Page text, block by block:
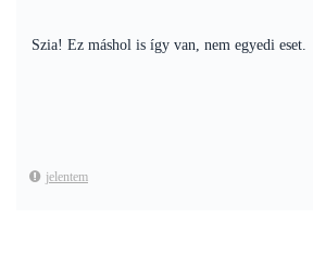
Szia! Ez máshol is így van, nem egyedi eset.
jelentem